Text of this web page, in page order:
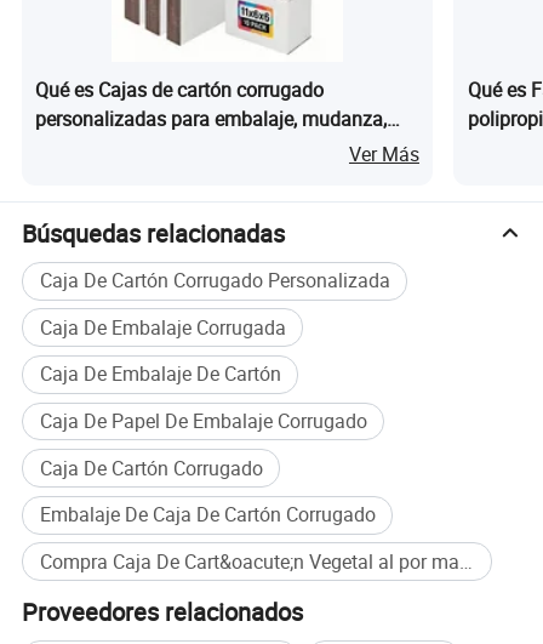
Qué es Cajas de cartón corrugado
personalizadas para embalaje, mudanza,
Ver Más
Qué es
Búsquedas relacionadas
Caja De Cartón Corrugado Personalizada
Caja De Embalaje Corrugada
Caja De Embalaje De Cartón
Caja De Papel De Embalaje Corrugado
Caja De Cartón Corrugado
Embalaje De Caja De Cartón Corrugado
Compra Caja De Cart&oacute;n Vegetal al por mayor
Proveedores relacionados